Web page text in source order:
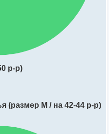
р-р)
(размер М / на 42-44 р-р)